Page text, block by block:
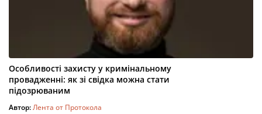
Особливості захисту у кримінальному
провадженні: як зі свідка можна стати
підозрюваним
Автор:Лента от Протокола